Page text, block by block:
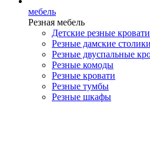
мебель
Резная мебель
Детские резные кровати
Резные дамские
Резные двуспальные
Резные комоды
Резные кровати
Резные тумбы
Резные шкафы